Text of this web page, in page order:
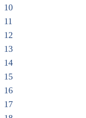
10
11
12
13
14
15
16
17